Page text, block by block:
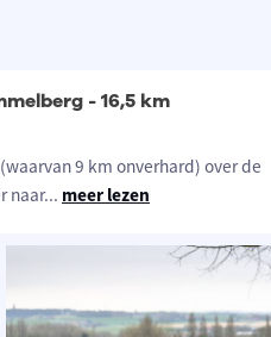
- 16,5 km
9 km onverhard) over de
naar... meer lezen